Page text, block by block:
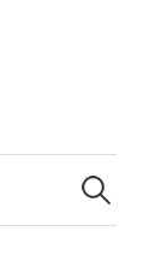
Suchen
nach: